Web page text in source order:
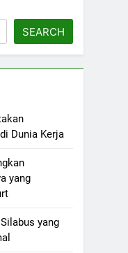
SEARCH
Dunia Kerja
yang
yang